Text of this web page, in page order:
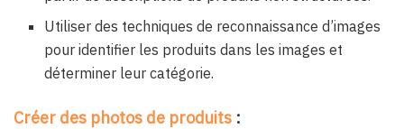
Utiliser des techniques de reconnaissance d’images
pour identifier les produits dans les images et
déterminer leur catégorie.
Créer des photos de produits :